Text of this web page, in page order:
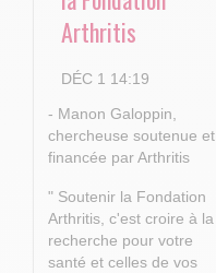
Arthritis
DÉC 1 14:19
- Manon Galoppin,
chercheuse soutenue et
financée par Arthritis
" Soutenir la Fondation
Arthritis, c'est croire à la
recherche pour votre
santé et celles de vos